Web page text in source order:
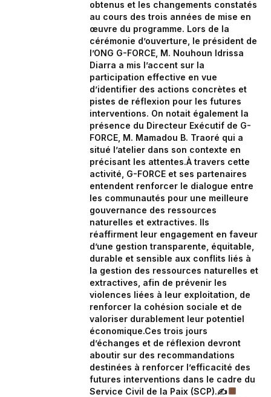
obtenus et les changements constatés
au cours des trois années de mise en
œuvre du programme. Lors de la
cérémonie d’ouverture, le président de
l’ONG G-FORCE, M. Nouhoun Idrissa
Diarra a mis l’accent sur la
participation effective en vue
d’identifier des actions concrètes et
pistes de réflexion pour les futures
interventions. On notait également la
présence du Directeur Exécutif de G-
FORCE, M. Mamadou B. Traoré qui a
situé l’atelier dans son contexte en
précisant les attentes.À travers cette
activité, G-FORCE et ses partenaires
entendent renforcer le dialogue entre
les communautés pour une meilleure
gouvernance des ressources
naturelles et extractives. Ils
réaffirment leur engagement en faveur
d’une gestion transparente, équitable,
durable et sensible aux conflits liés à
la gestion des ressources naturelles et
extractives, afin de prévenir les
violences liées à leur exploitation, de
renforcer la cohésion sociale et de
valoriser durablement leur potentiel
économique.Ces trois jours
d’échanges et de réflexion devront
aboutir sur des recommandations
destinées à renforcer l’efficacité des
futures interventions dans le cadre du
Service Civil de la Paix (SCP).✍